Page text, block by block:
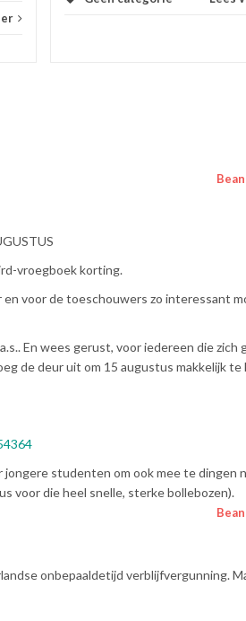
vroegboek korting.
voor de toeschouwers zo interessant
En wees gerust, voor iedereen die zich
de deur uit om 15 augustus makkelijk te
studenten om ook mee te dingen
voor die heel snelle, sterke bollebozen).
onbepaaldetijd verblijfvergunning.